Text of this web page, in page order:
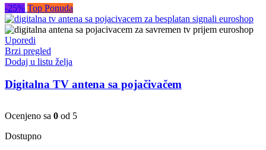
-25% Top Ponuda
Uporedi
Brzi pregled
Dodaj u listu želja
Digitalna TV antena sa pojačivačem
Ocenjeno sa 0 od 5
Dostupno